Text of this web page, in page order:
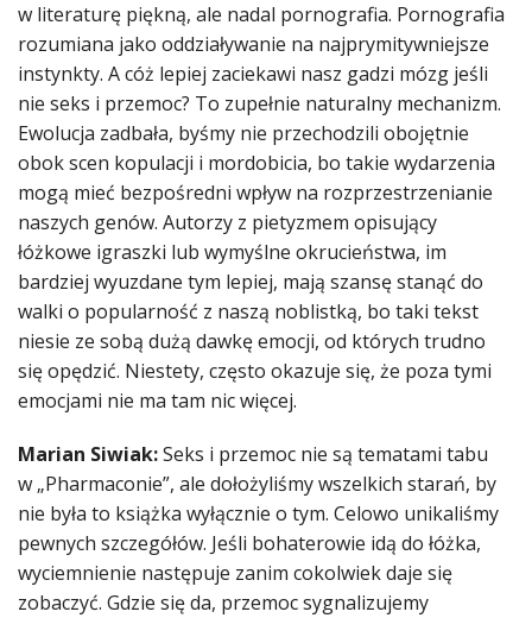
w literaturę piękną, ale nadal pornografia. Pornografia
rozumiana jako oddziaływanie na najprymitywniejsze
instynkty. A cóż lepiej zaciekawi nasz gadzi mózg jeśli
nie seks i przemoc? To zupełnie naturalny mechanizm.
Ewolucja zadbała, byśmy nie przechodzili obojętnie
obok scen kopulacji i mordobicia, bo takie wydarzenia
mogą mieć bezpośredni wpływ na rozprzestrzenianie
naszych genów. Autorzy z pietyzmem opisujący
łóżkowe igraszki lub wymyślne okrucieństwa, im
bardziej wyuzdane tym lepiej, mają szansę stanąć do
walki o popularność z naszą noblistką, bo taki tekst
niesie ze sobą dużą dawkę emocji, od których trudno
się opędzić. Niestety, często okazuje się, że poza tymi
emocjami nie ma tam nic więcej.
Marian Siwiak:Seks i przemoc nie są tematami tabu
w „Pharmaconie”, ale dołożyliśmy wszelkich starań, by
nie była to książka wyłącznie o tym. Celowo unikaliśmy
pewnych szczegółów. Jeśli bohaterowie idą do łóżka,
wyciemnienie następuje zanim cokolwiek daje się
zobaczyć. Gdzie się da, przemoc sygnalizujemy